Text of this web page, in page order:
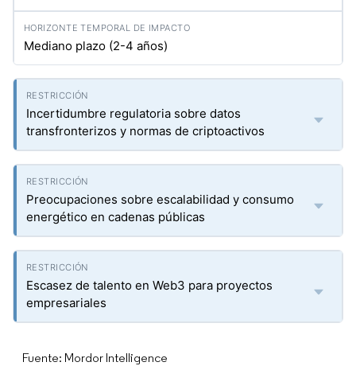
Mediano plazo (2-4 años)
Incertidumbre regulatoria sobre datos
transfronterizos y normas de criptoactivos
Preocupaciones sobre escalabilidad y consumo
energético en cadenas públicas
Escasez de talento en Web3 para proyectos
empresariales
Fuente: Mordor Intelligence